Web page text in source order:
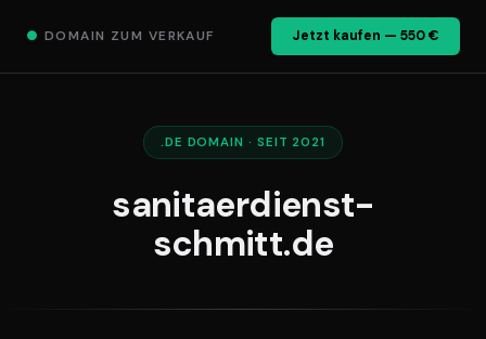
● DOMAIN ZUM VERKAUF Jetzt kaufen — 550 €
.DE DOMAIN · SEIT 2021
sanitaerdienst-
schmitt.de